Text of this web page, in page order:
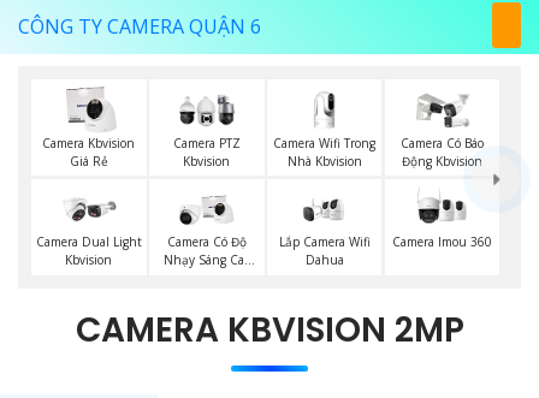
CÔNG TY CAMERA QUẬN 6
Camera Kbvision
Giá Rẻ
Camera PTZ
Kbvision
Camera Wifi Trong
Nhà Kbvision
Camera Có Báo
Động Kbvision
Camera Dual Light
Kbvision
Camera Có Độ
Nhạy Sáng Cao
Lắp Camera Wifi
Dahua
Camera Imou 360
CAMERA KBVISION 2MP